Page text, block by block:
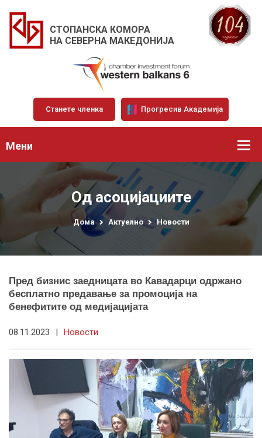
СТОПАНСКА КОМОРА
НА СЕВЕРНА МАКЕДОНИЈА
Станете членка Прогресив Академија
Мени
Од асоцијациите
Дома Актуелно Новости
Пред бизнис заедницата во Кавадарци одржано
бесплатно предавање за промоција на
бенефитите од медијацијата
08.11.2023 | Новости